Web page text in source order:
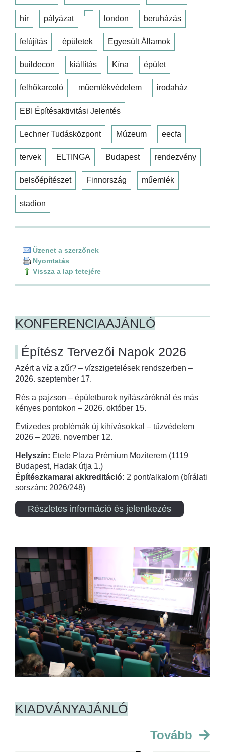
hír pályázat london beruházás
felújítás épületek Egyesült Államok
buildecon kiállítás Kína épület
felhőkarcoló műemlékvédelem irodaház
EBI Építésaktivitási Jelentés
Lechner Tudásközpont Múzeum eecfa
tervek ELTINGA Budapest rendezvény
belsőépítészet Finnország műemlék
stadion
Üzenet a szerzőnek
Nyomtatás
Vissza a lap tetejére
KONFERENCIAAJÁNLÓ
Építész Tervezői Napok 2026
Azért a víz a zűr? – vízszigetelések rendszerben –
2026. szeptember 17.
Rés a pajzson – épületburok nyílászáróknál és más
kényes pontokon – 2026. október 15.
Évtizedes problémák új kihívásokkal – tűzvédelem
2026 – 2026. november 12.
Helyszín: Etele Plaza Prémium Moziterem (1119
Budapest, Hadak útja 1.)
Építészkamarai akkreditáció: 2 pont/alkalom (bírálati
sorszám: 2026/248)
Részletes információ és jelentkezés
KIADVÁNYAJÁNLÓ
Tovább